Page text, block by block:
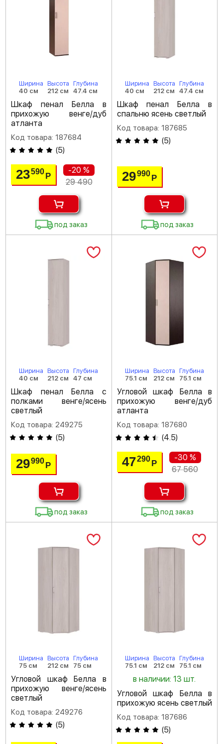
Ширина
40 см
Высота
212 см
Глубина
47.4 см
Шкаф пенал Белла в
прихожую венге/дуб
атланта
Код товара: 187684
(5)
23590 Р
-20 %
29 490
под заказ
Ширина
40 см
Высота
212 см
Глубина
47.4 см
Шкаф пенал Белла в
спальню ясень светлый
Код товара: 187685
(5)
29990 Р
под заказ
Ширина
40 см
Высота
212 см
Глубина
47 см
Шкаф пенал Белла с
полками венге/ясень
светлый
Код товара: 249275
(5)
29990 Р
под заказ
Ширина
75.1 см
Высота
212 см
Глубина
75.1 см
Угловой шкаф Белла в
прихожую венге/дуб
атланта
Код товара: 187680
(4.5)
47290 Р
-30 %
67 560
под заказ
Ширина
75 см
Высота
212 см
Глубина
75 см
Угловой шкаф Белла в
прихожую венге/ясень
светлый
Код товара: 249276
(5)
Ширина
75.1 см
Высота
212 см
Глубина
75.1 см
в наличии: 13 шт.
Угловой шкаф Белла в
прихожую ясень светлый
Код товара: 187686
(5)